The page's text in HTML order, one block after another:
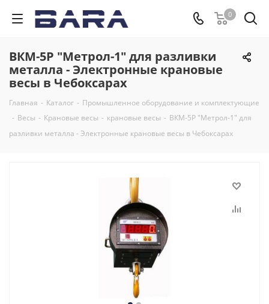
0
ВКМ-5Р "Метрол-1" для разливки
металла - Электронные крановые
весы в Чебоксарах
Главная - Каталог - Промышленное оборудование и комплектующие
- Весы - Крановые весы - крановые весы - ВКМ-5Р "Метрол-1" для
разливки металла - Электронные крановые весы в Чебоксарах